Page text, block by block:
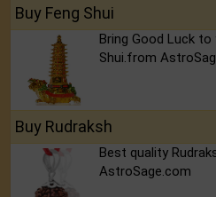
Buy Feng Shui
Bring Good Luck
Shui.from
Buy Rudraksh
Best quality
AstroSage.com